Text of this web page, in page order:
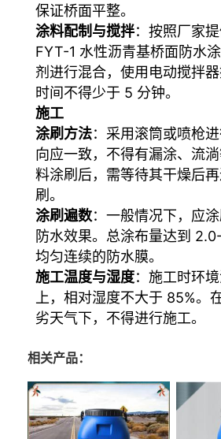
保证桥面平整。
涂料配制与搅拌：按照厂家
FYT-1 水性沥青基桥面防水
剂进行混合，使用电动搅拌
时间不得少于 5 分钟。
施工
涂刷方法：采用滚筒或喷枪
向应一致，不得有漏涂、流
料涂刷后，需等待其干燥后
刷。
涂刷遍数：一般情况下，应
防水效果。总涂布量达到
均匀连续的防水膜。
施工温度与湿度：施工时环
上，相对湿度不大于 85%。
劣天气下，不得进行施工。
相关产品：